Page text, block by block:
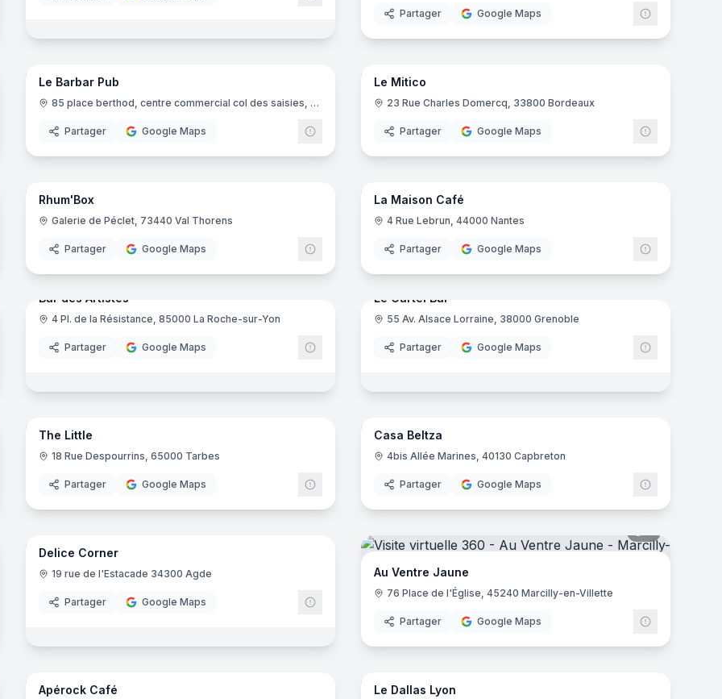
Partager Google Maps
9panoramas
Le Barbar Pub
85 place berthod, centre commercial col des saisies, 73620 Hauteluce
Partager Google Maps
10panoramas
Le Mitico
23 Rue Charles Domercq, 33800 Bordeaux
Partager Google Maps
5panoramas
Rhum'Box
Galerie de Péclet, 73440 Val Thorens
Partager Google Maps
15panoramas
La Maison Café
4 Rue Lebrun, 44000 Nantes
Partager Google Maps
Bar des Artistes
4 Pl. de la Résistance, 85000 La Roche-sur-Yon
Partager Google Maps
Le Cartel Bar
55 Av. Alsace Lorraine, 38000 Grenoble
Partager Google Maps
8panoramas
The Little
18 Rue Despourrins, 65000 Tarbes
Partager Google Maps
7panoramas
Casa Beltza
4bis Allée Marines, 40130 Capbreton
Partager Google Maps
5panoramas
Delice Corner
19 rue de l'Estacade 34300 Agde
Partager Google Maps
Au Ventre Jaune
76 Place de l'Église, 45240 Marcilly-en-Villette
Partager Google Maps
8panoramas
Apérock Café
10panoramas
Le Dallas Lyon
Bonjour ! Je suis votre assistant. Je peux
vous aider à trouver des visites
virtuelles, vous renseigner sur nos
services professionnels, ou répondre à